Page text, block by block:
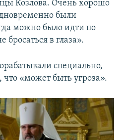
Козлова. Очень хорошо
были
можно было идти по
бросаться в глаза».
специально,
что «может быть угроза».